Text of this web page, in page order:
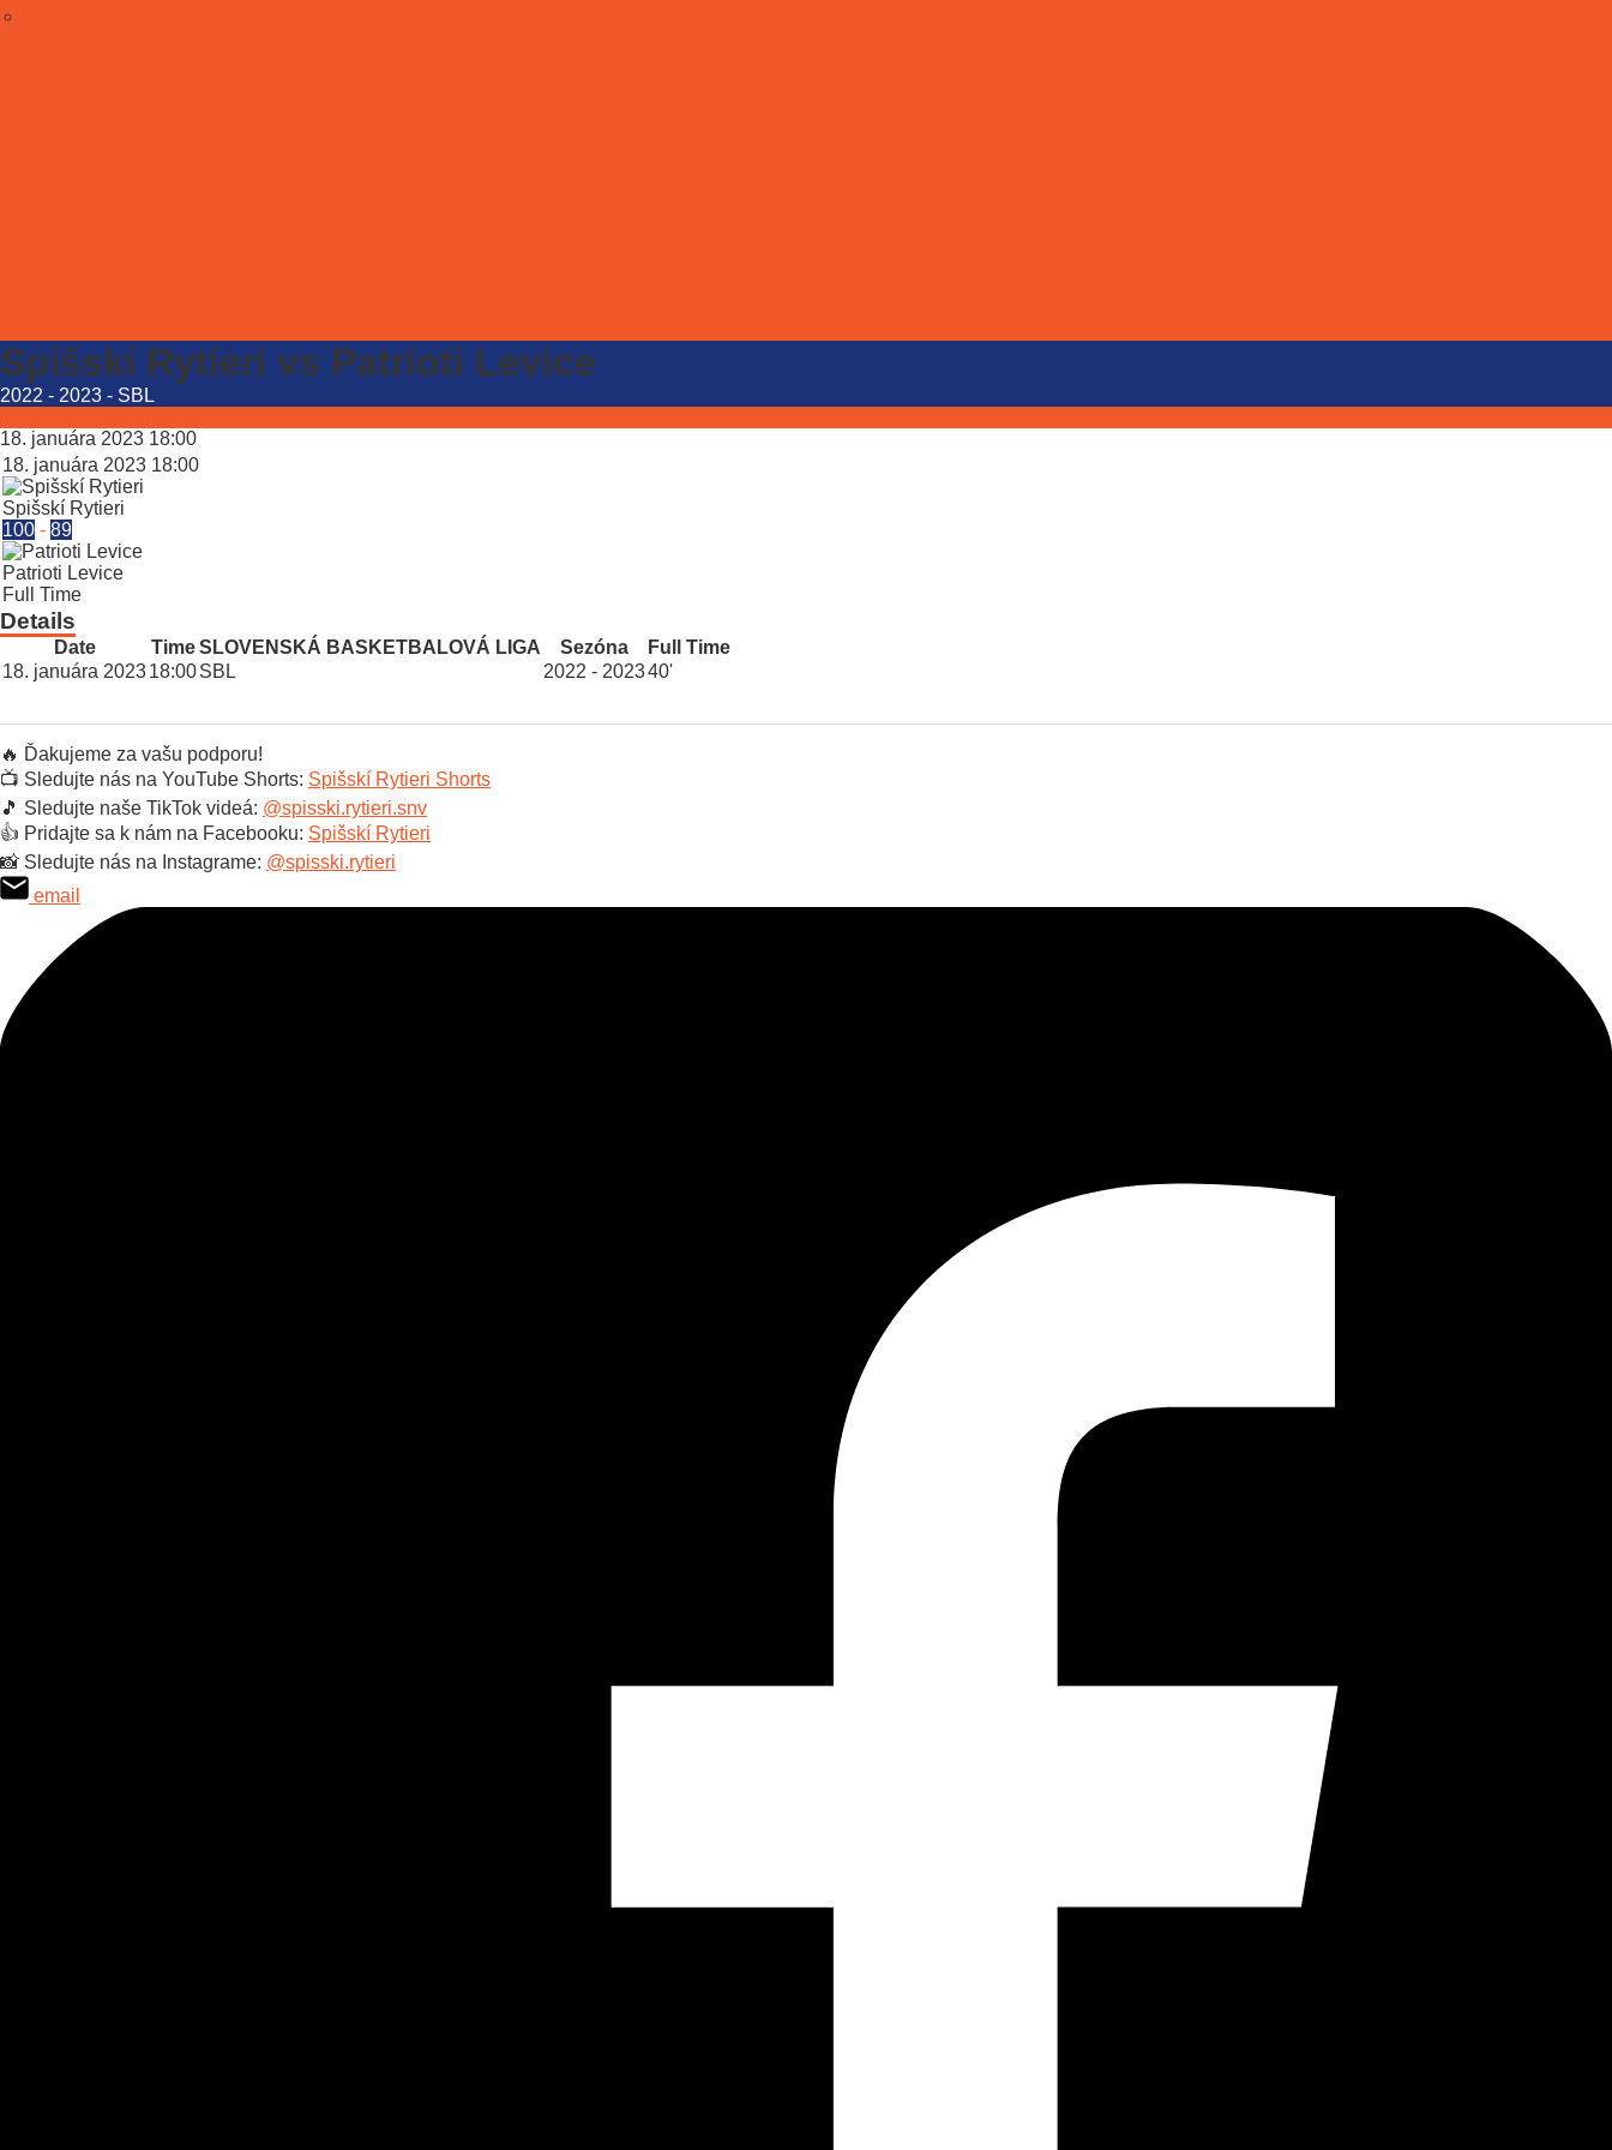
Spišskí Rytieri vs Patrioti Levice
2022 - 2023 - SBL
18. januára 2023 18:00
18. januára 2023 18:00
Spišskí Rytieri
100 - 89
Patrioti Levice
Full Time
Details
Date Time SLOVENSKÁ BASKETBALOVÁ LIGA Sezóna
Full Time
18. januára 202318:00SBL 2022 - 202340'
🔥 Ďakujeme za vašu podporu!
📺 Sledujte nás na YouTube Shorts: Spišskí Rytieri Shorts
🎵 Sledujte naše TikTok videá: @spisski.rytieri.snv
👍 Pridajte sa k nám na Facebooku: Spišskí Rytieri
📸 Sledujte nás na Instagrame: @spisski.rytieri
email